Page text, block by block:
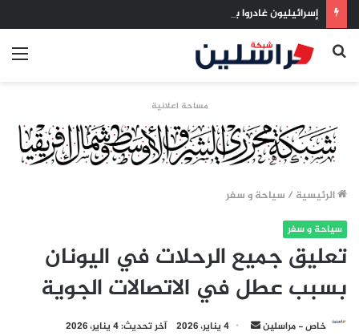
إسرائيليون غادروا بلا رجعة: اخترنا الهجرة لنعيش بلا خوف
بحث
مساحة اعلانية
الرئيسية / سياحة و سفر
سياحة و سفر
تعليق جميع الرحلات في اليونان
بسبب عطل في الاتصالات الجوية
خاص - مراسلين
أرسل 4 يناير، 2026 آخر تحديث: 4 يناير، 2026